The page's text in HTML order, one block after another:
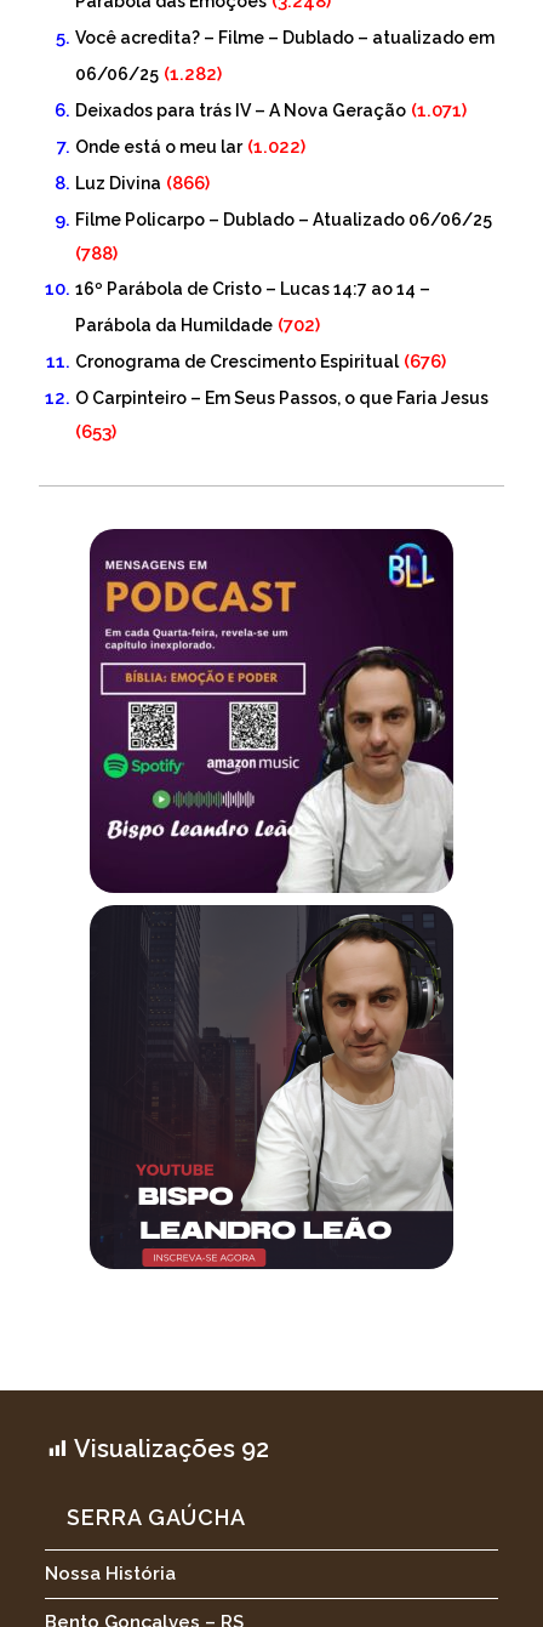
Você acredita? – Filme – Dublado – atualizado em
06/06/25 (1.282)
Deixados para trás IV – A Nova Geração (1.071)
Onde está o meu lar (1.022)
Luz Divina (866)
Filme Policarpo – Dublado – Atualizado 06/06/25
(788)
16º Parábola de Cristo – Lucas 14:7 ao 14 –
Parábola da Humildade (702)
Cronograma de Crescimento Espiritual (676)
O Carpinteiro – Em Seus Passos, o que Faria Jesus
(653)
Visualizações 92
SERRA GAÚCHA
Nossa História
Bento Gonçalves – RS